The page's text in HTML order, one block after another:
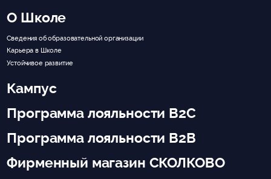
О Школе
Сведения об образовательной организации
Карьера в Школе
Устойчивое развитие
Кампус
Программа лояльности B2C
Программа лояльности B2B
Фирменный магазин СКОЛКОВО